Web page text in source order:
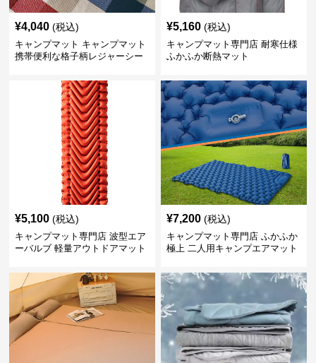
¥4,040 (税込)
キャンプマット キャンプマット
携帯便利な格子柄レジャーシー
¥5,160 (税込)
キャンプマット専門店 耐寒仕様
ふかふか断熱マット
¥5,100 (税込)
キャンプマット専門店 波型エア
ーバルブ 軽量アウトドアマット
¥7,200 (税込)
キャンプマット専門店 ふかふか
極上 二人用キャンプエアマット